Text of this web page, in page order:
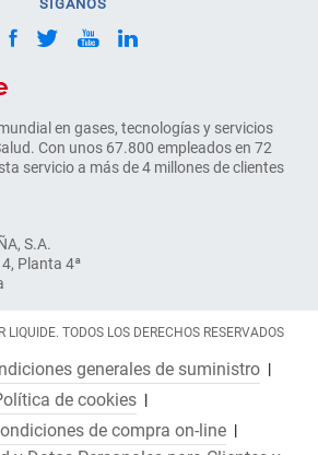
en gases, tecnologías y servicios
Con unos 67.800 empleados en 72
servicio a más de 4 millones de clientes
S.A.
Planta 4ª
SÍGANOS
TODOS LOS DERECHOS RESERVADOS
generales de suministro
de cookies
de compra on-line